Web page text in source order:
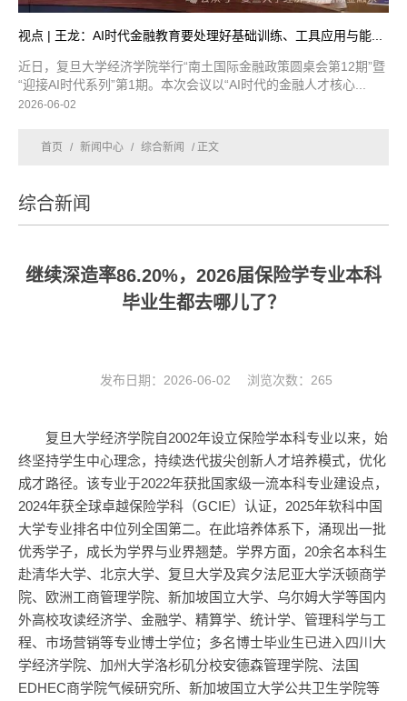
视点 | 王龙：AI时代金融教育要处理好基础训练、工具应用与能...
近日，复旦大学经济学院举行“南土国际金融政策圆桌会第12期”暨
“迎接AI时代系列”第1期。本次会议以“AI时代的金融人才核心...
2026-06-02
首页 / 新闻中心 / 综合新闻 / 正文
综合新闻
继续深造率86.20%，2026届保险学专业本科
毕业生都去哪儿了？
发布日期：2026-06-02 浏览次数： 265
复旦大学经济学院自2002年设立保险学本科专业以来，始
终坚持学生中心理念，持续迭代拔尖创新人才培养模式，优化
成才路径。该专业于2022年获批国家级一流本科专业建设点，
2024年获全球卓越保险学科（GCIE）认证，2025年软科中国
大学专业排名中位列全国第二。在此培养体系下，涌现出一批
优秀学子，成长为学界与业界翘楚。学界方面，20余名本科生
赴清华大学、北京大学、复旦大学及宾夕法尼亚大学沃顿商学
院、欧洲工商管理学院、新加坡国立大学、乌尔姆大学等国内
外高校攻读经济学、金融学、精算学、统计学、管理科学与工
程、市场营销等专业博士学位；多名博士毕业生已进入四川大
学经济学院、加州大学洛杉矶分校安德森管理学院、法国
EDHEC商学院气候研究所、新加坡国立大学公共卫生学院等